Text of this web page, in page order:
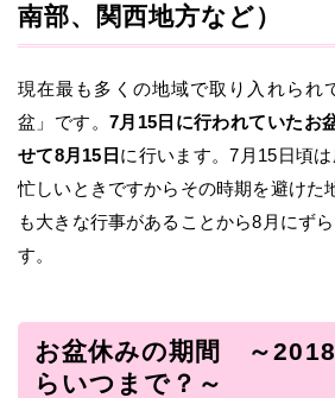
南部、関西地方など）
現在最も多くの地域で取り入れられ
盆」です。7月15日に行われていたお
せて8月15日 に行います。7月15日頃
忙しいときですからその時期を避けた
も大きな行事があることから8月にず
す。
お盆休みの期間 ～
らいつまで？～